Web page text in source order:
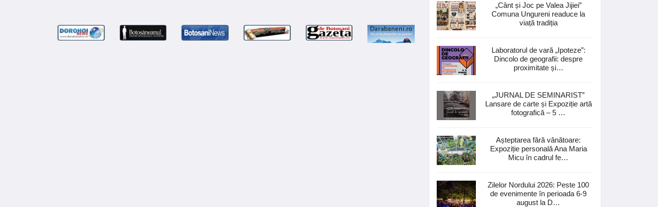
„Cânt și Joc pe Valea Jijiei”
Comuna Ungureni readuce la
viață tradiția
Laboratorul de vară „Ipoteze”:
Dincolo de geografii: despre
proximitate și…
„JURNAL DE SEMINARIST”
Lansare de carte și Expoziție artă
fotografică – 5 …
Așteptarea fără vânătoare:
Expoziție personală Ana Maria
Micu în cadrul fe…
Zilelor Nordului 2026: Peste 100
de evenimente în perioada 6-9
august la D…